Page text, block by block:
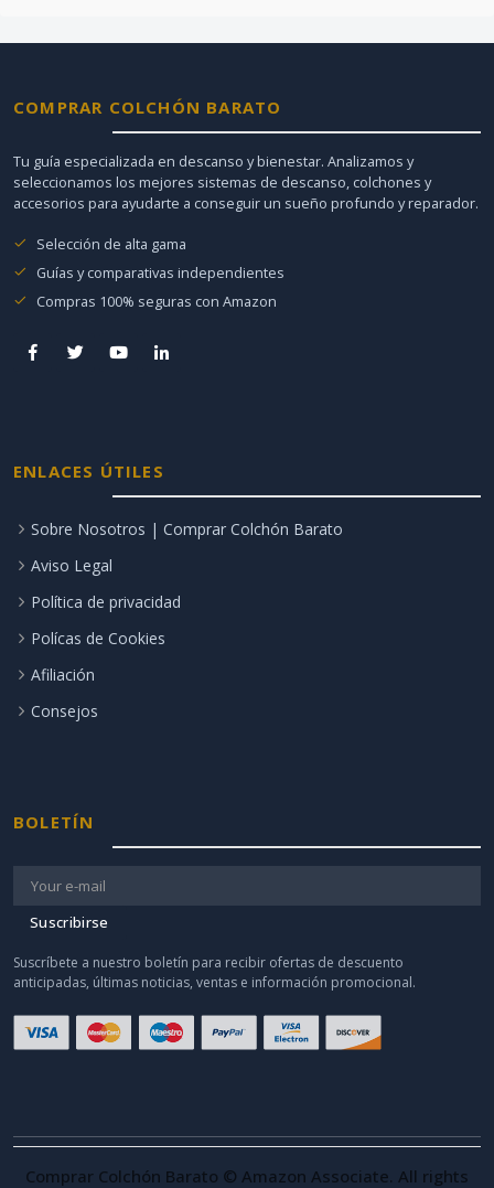
COMPRAR COLCHÓN BARATO
Tu guía especializada en descanso y bienestar. Analizamos y
seleccionamos los mejores sistemas de descanso, colchones y
accesorios para ayudarte a conseguir un sueño profundo y reparador.
Selección de alta gama
Guías y comparativas independientes
Compras 100% seguras con Amazon
ENLACES ÚTILES
Sobre Nosotros | Comprar Colchón Barato
Aviso Legal
Política de privacidad
Polícas de Cookies
Afiliación
Consejos
BOLETÍN
Suscribirse
Suscríbete a nuestro boletín para recibir ofertas de descuento
anticipadas, últimas noticias, ventas e información promocional.
Comprar Colchón Barato © Amazon Associate. All rights